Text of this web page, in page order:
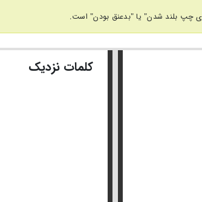
چپ بلند شدن" یا "بدعنق بودن" است.
کلمات نزدیک